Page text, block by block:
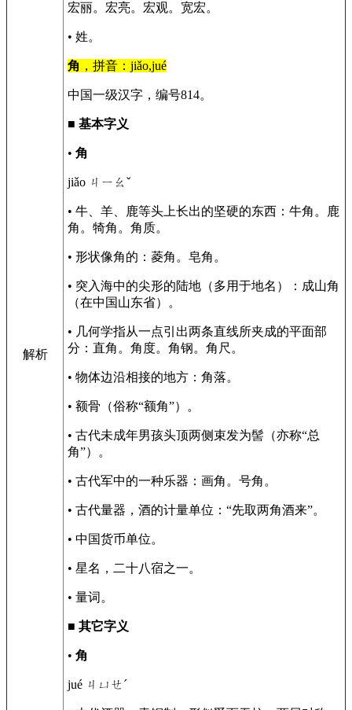
解析
宏丽。宏亮。宏观。宽宏。
• 姓。
角 ，拼音：jiǎo,jué
中国一级汉字，编号814。
■ 基本字义
• 角
jiǎo ㄐㄧㄠˇ
• 牛、羊、鹿等头上长出的坚硬的东西：牛角。鹿
角。犄角。角质。
• 形状像角的：菱角。皂角。
• 突入海中的尖形的陆地（多用于地名）：成山角
（在中国山东省）。
• 几何学指从一点引出两条直线所夹成的平面部
分：直角。角度。角钢。角尺。
• 物体边沿相接的地方：角落。
• 额骨（俗称“额角”）。
• 古代未成年男孩头顶两侧束发为髻（亦称“总
角”）。
• 古代军中的一种乐器：画角。号角。
• 古代量器，酒的计量单位：“先取两角酒来”。
• 中国货币单位。
• 星名，二十八宿之一。
• 量词。
■ 其它字义
• 角
jué ㄐㄩㄝˊ